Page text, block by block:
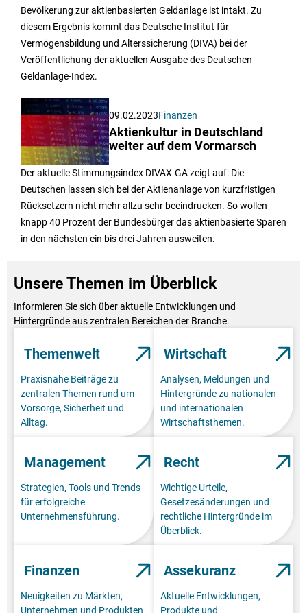
Bevölkerung zur aktienbasierten Geldanlage ist intakt. Zu
diesem Ergebnis kommt das Deutsche Institut für
Vermögensbildung und Alterssicherung (DIVA) bei der
Veröffentlichung der aktuellen Ausgabe des Deutschen
Geldanlage-Index.
09.02.2023Finanzen
Aktienkultur in Deutschland
weiter auf dem Vormarsch
Der aktuelle Stimmungsindex DIVAX-GA zeigt auf: Die
Deutschen lassen sich bei der Aktienanlage von kurzfristigen
Rücksetzern nicht mehr allzu sehr beeindrucken. So wollen
knapp 40 Prozent der Bundesbürger das aktienbasierte Sparen
in den nächsten ein bis drei Jahren ausweiten.
Unsere Themen im Überblick
Informieren Sie sich über aktuelle Entwicklungen und
Hintergründe aus zentralen Bereichen der Branche.
Themenwelt
Praxisnahe Beiträge zu
zentralen Themen rund um
Vorsorge, Sicherheit und
Alltag.
Wirtschaft
Analysen, Meldungen und
Hintergründe zu nationalen
und internationalen
Wirtschaftsthemen.
Management
Strategien, Tools und Trends
für erfolgreiche
Unternehmensführung.
Recht
Wichtige Urteile,
Gesetzesänderungen und
rechtliche Hintergründe im
Überblick.
Finanzen
Neuigkeiten zu Märkten,
Unternehmen und Produkten
Assekuranz
Aktuelle Entwicklungen,
Produkte und